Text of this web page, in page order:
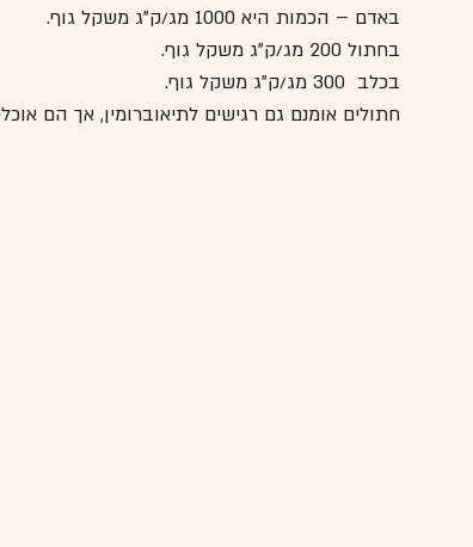
באדם – הכמות היא 1000 מג/ק"ג משקל גוף.
בחתול 200 מג/ק"ג משקל גוף.
בכלב  300 מג/ק"ג משקל גוף.
חתולים אומנם גם רגישים לתיאוברומין, אך הם